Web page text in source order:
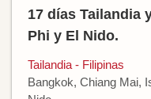
17 días Tailandia
Phi y El Nido.
Tailandia - Filipinas
Bangkok, Chiang Mai,